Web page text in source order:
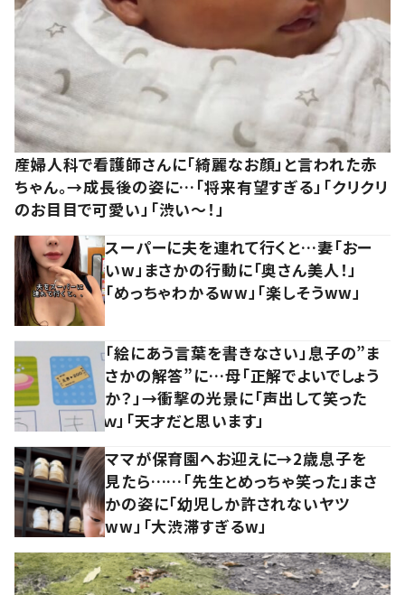
産婦人科で看護師さんに「綺麗なお顔」と言われた赤
ちゃん。→成長後の姿に…「将来有望すぎる」「クリクリ
のお目目で可愛い」「渋い～！」
スーパーに夫を連れて行くと…妻「おー
いw」まさかの行動に「奥さん美人！」
「めっちゃわかるww」「楽しそうww」
「絵にあう言葉を書きなさい」息子の”ま
さかの解答”に…母「正解でよいでしょう
か？」→衝撃の光景に「声出して笑った
ｗ」「天才だと思います」
ママが保育園へお迎えに→2歳息子を
見たら……「先生とめっちゃ笑った」まさ
かの姿に「幼児しか許されないヤツ
ww」「大渋滞すぎるw」